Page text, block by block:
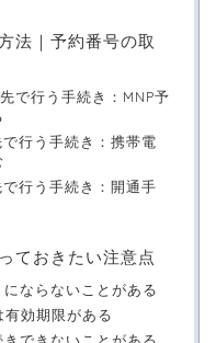
法｜予約番号の取
で行う手続き：MNP予
行う手続き：携帯電
行う手続き：開通手
ておきたい注意点
ならないことがある
有効期限がある